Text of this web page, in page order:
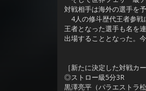
対戦相手は海外の選手を
4人の修斗歴代王者参戦
王者となった選手も名を
出場することとなった。
［新たに決定した対戦カー
◎ストロー級5分3R
黒澤亮平（パラエストラ